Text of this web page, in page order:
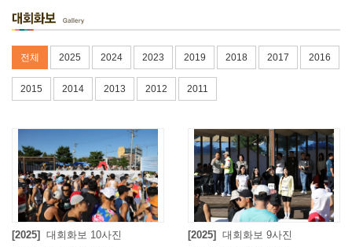
전체 2025 2024 2023 2019 2018 2017 2016
2015 2014 2013 2012 2011
[2025] 대회화보 10사진 [2025] 대회화보 9사진